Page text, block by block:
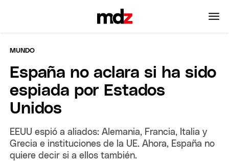
MUNDO
España no aclara si ha sido
espiada por Estados
Unidos
EEUU espió a aliados: Alemania, Francia, Italia y
Grecia e instituciones de la UE. Ahora, España no
quiere decir si a ellos también.